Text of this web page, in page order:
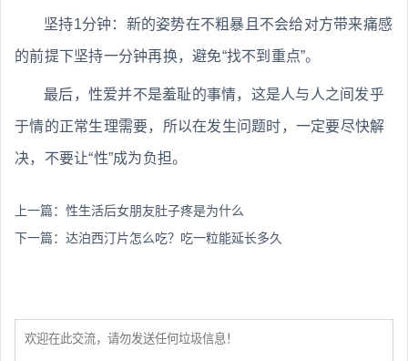
坚持1分钟：新的姿势在不粗暴且不会给对方带来痛感
的前提下坚持一分钟再换，避免“找不到重点”。
最后，性爱并不是羞耻的事情，这是人与人之间发乎
于情的正常生理需要，所以在发生问题时，一定要尽快解
决，不要让“性”成为负担。
上一篇： 性生活后女朋友肚子疼是为什么
下一篇： 达泊西汀片怎么吃？吃一粒能延长多久